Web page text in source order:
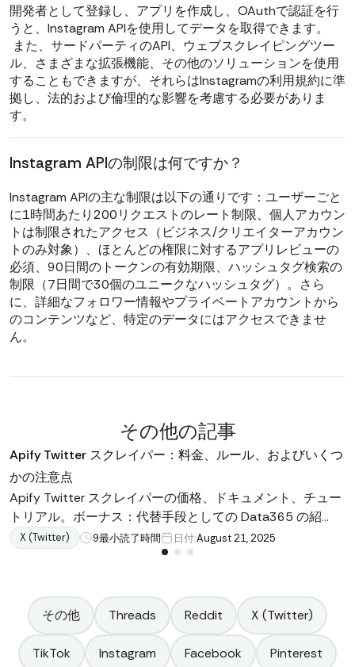
開発者として登録し、アプリを作成し、OAuthで認証を行
うと、Instagram APIを使用してデータを取得できます。
また、サードパーティのAPI、ウェブスクレイピングツー
ル、さまざまな拡張機能、その他のソリューションを使用
することもできますが、それらはInstagramの利用規約に準
拠し、法的および倫理的な影響を考慮する必要がありま
す。
Instagram APIの制限は何ですか？
Instagram APIの主な制限は以下の通りです：ユーザーごと
に1時間あたり200リクエストのレート制限、個人アカウン
トは制限されたアクセス（ビジネス/クリエイターアカウン
トのみ対象）、ほとんどの権限に対するアプリレビューの
必須、90日間のトークンの有効期限、ハッシュタグ検索の
制限（7日間で30個のユニークなハッシュタグ）。さら
に、詳細なフォロワー情報やプライベートアカウントから
のコンテンツなど、特定のデータにはアクセスできませ
ん。
その他の記事
Apify Twitter スクレイパー：料金、ルール、およびいくつ
かの注意点
Apify Twitter スクレイパーの価格、ドキュメント、チュー
トリアル。ボーナス：代替手段としての Data365 の紹
介。詳細はここにあります。
X (Twitter) 9最小読了時間 日付:August 21, 2025
その他 Threads Reddit X (Twitter)
TikTok Instagram Facebook Pinterest